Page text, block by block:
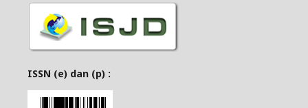
ISSN (e) dan (p) :